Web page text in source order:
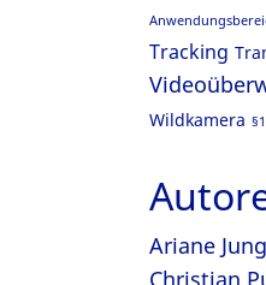
Tracking
Wildkamera
Ariane Jung